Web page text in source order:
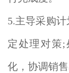
5.主导采购
定处理对策
化，协调销售